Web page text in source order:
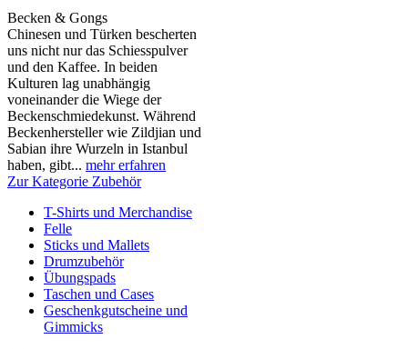
Becken & Gongs
Chinesen und Türken bescherten
uns nicht nur das Schiesspulver
und den Kaffee. In beiden
Kulturen lag unabhängig
voneinander die Wiege der
Beckenschmiedekunst. Während
Beckenhersteller wie Zildjian und
Sabian ihre Wurzeln in Istanbul
haben, gibt... mehr erfahren
Zur Kategorie Zubehör
T-Shirts und Merchandise
Felle
Sticks und Mallets
Drumzubehör
Übungspads
Taschen und Cases
Geschenkgutscheine und
Gimmicks